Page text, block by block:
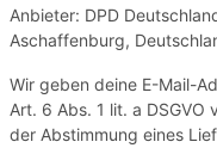
Anbieter: DPD
Aschaffenburg,
Wir geben deine E-Mail-
Art. 6 Abs. 1 lit. a
der Abstimmung eines